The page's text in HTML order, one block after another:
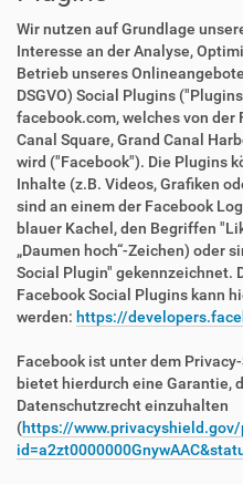
Wir nutzen auf Grundlage
Interesse an der Analyse,
Betrieb unseres
DSGVO) Social Plugins
facebook.com, welches von der
Canal Square, Grand Canal
wird ("Facebook"). Die Plugins
Inhalte (z.B. Videos, Grafiken
sind an einem der Facebook
blauer Kachel, den Begriffen
„Daumen hoch“-Zeichen) oder
Social Plugin" gekennzeichnet.
Facebook Social Plugins kann
werden: https://
Facebook ist unter dem
bietet hierdurch eine Garantie,
Datenschutzrecht einzuhalten
(https://